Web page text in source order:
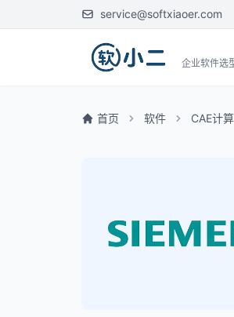
service@softxiaoer.com
企业软件选
首页 软件 CAE计